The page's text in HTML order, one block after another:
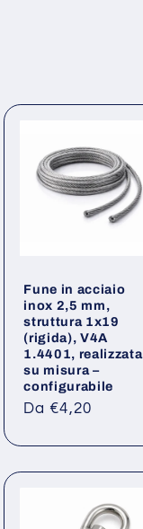
Fune in acciaio
inox 2,5 mm,
struttura 1x19
(rigida), V4A
1.4401, realizzata
su misura –
configurabile
Prezzo
listino
Da €4,20